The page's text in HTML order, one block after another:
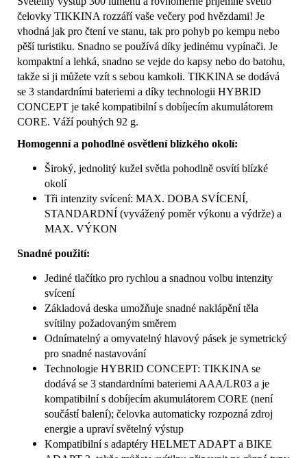
čelovky TIKKINA rozzáří vaše večery pod hvězdami! Je
vhodná jak pro čtení ve stanu, tak pro pohyb po kempu nebo
pěší turistiku. Snadno se používá díky jedinému vypínači. Je
kompaktní a lehká, snadno se vejde do kapsy nebo do batohu,
takže si ji můžete vzít s sebou kamkoli. TIKKINA se dodává
se 3 standardními bateriemi a díky technologii HYBRID
CONCEPT je také kompatibilní s dobíjecím akumulátorem
CORE. Váží pouhých 92 g.
Homogenní a pohodlné osvětlení blízkého okolí:
Široký, jednolitý kužel světla pohodlně osvítí blízké
okolí
Tři intenzity svícení: MAX. DOBA SVÍCENÍ,
STANDARDNÍ (vyvážený poměr výkonu a výdrže) a
MAX. VÝKON
Snadné použití:
Jediné tlačítko pro rychlou a snadnou volbu intenzity
svícení
Základová deska umožňuje snadné naklápění těla
svítilny požadovaným směrem
Odnímatelný a omyvatelný hlavový pásek je symetrický
pro snadné nastavování
Technologie HYBRID CONCEPT: TIKKINA se
dodává se 3 standardními bateriemi AAA/LR03 a je
kompatibilní s dobíjecím akumulátorem CORE (není
součástí balení); čelovka automaticky rozpozná zdroj
energie a upraví světelný výstup
Kompatibilní s adaptéry HELMET ADAPT a BIKE